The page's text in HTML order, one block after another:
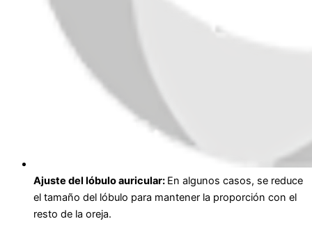
Ajuste del lóbulo auricular: En algunos casos, se reduce
el tamaño del lóbulo para mantener la proporción con el
resto de la oreja.